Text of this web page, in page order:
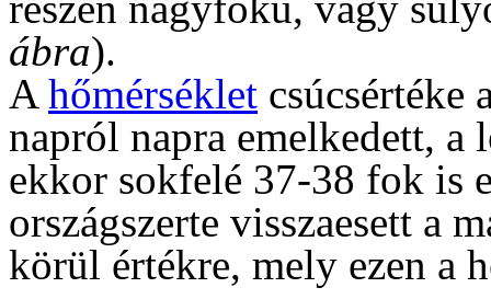
ábra).
A hőmérséklet csúcsértéke
napról napra emelkedett,
ekkor sokfelé 37-38 fok is
országszerte visszaesett a
körül értékre, mely ezen a